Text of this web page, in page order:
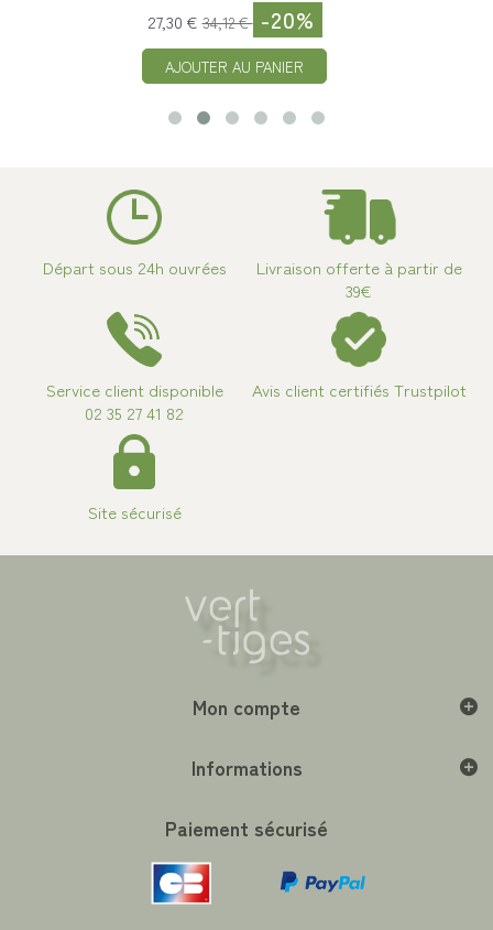
-20%
AJOUTER AU PANIER
Départ sous 24h ouvrées
Livraison offerte à partir de
39€
Service client disponible
02 35 27 41 82
Avis client certifiés Trustpilot
Site sécurisé
Mon compte
Informations
Paiement sécurisé